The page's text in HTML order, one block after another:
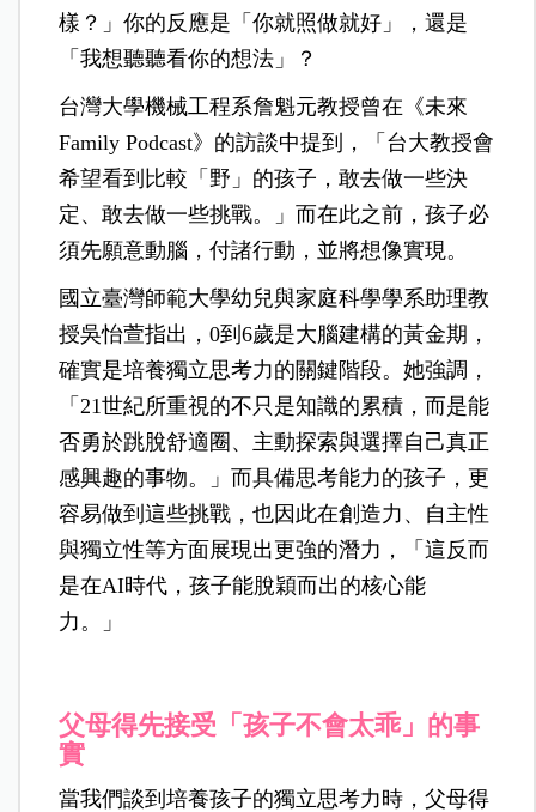
樣？」你的反應是「你就照做就好」，還是
「我想聽聽看你的想法」？
台灣大學機械工程系詹魁元教授曾在《未來
Family Podcast》的訪談中提到，「台大教授會
希望看到比較「野」的孩子，敢去做一些決
定、敢去做一些挑戰。」而在此之前，孩子必
須先願意動腦，付諸行動，並將想像實現。
國立臺灣師範大學幼兒與家庭科學學系助理教
授吳怡萱指出，0到6歲是大腦建構的黃金期，
確實是培養獨立思考力的關鍵階段。她強調，
「21世紀所重視的不只是知識的累積，而是能
否勇於跳脫舒適圈、主動探索與選擇自己真正
感興趣的事物。」而具備思考能力的孩子，更
容易做到這些挑戰，也因此在創造力、自主性
與獨立性等方面展現出更強的潛力，「這反而
是在AI時代，孩子能脫穎而出的核心能
力。」
父母得先接受「孩子不會太乖」的事
實
當我們談到培養孩子的獨立思考力時，父母得